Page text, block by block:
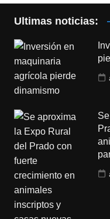
Ultimas noticias: